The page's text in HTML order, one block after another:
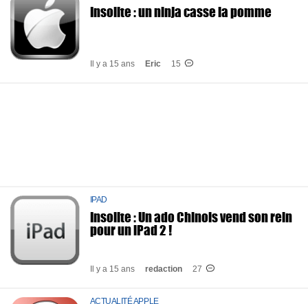
Insolite : un ninja casse la pomme
Il y a 15 ans Eric 15
IPAD
Insolite : Un ado Chinois vend son rein
pour un iPad 2 !
Il y a 15 ans redaction 27
ACTUALITÉ APPLE